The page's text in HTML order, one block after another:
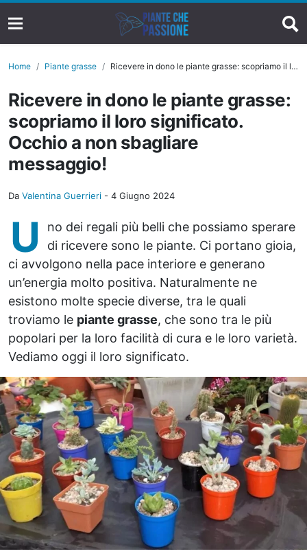
Home Piante grasse Ricevere in dono le piante grasse: scopriamo il loro significato. Occhio a non sbagliare messaggio!
Ricevere in dono le piante grasse:
scopriamo il loro significato.
Occhio a non sbagliare
messaggio!
Da Valentina Guerrieri - 4 Giugno 2024
U
no dei regali più belli che possiamo sperare
di ricevere sono le piante. Ci portano gioia,
ci avvolgono nella pace interiore e generano
un’energia molto positiva. Naturalmente ne
esistono molte specie diverse, tra le quali
troviamo le piante grasse, che sono tra le più
popolari per la loro facilità di cura e le loro varietà.
Vediamo oggi il loro significato.